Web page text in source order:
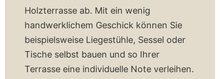
Holzterrasse ab. Mit ein wenig
handwerklichem Geschick können Sie
beispielsweise Liegestühle, Sessel oder
Tische selbst bauen und so Ihrer
Terrasse eine individuelle Note verleihen.